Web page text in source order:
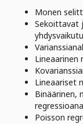
Monen
Sekoittavat
Lineaarinen
Lineaariset
Binäärinen,
Poisson